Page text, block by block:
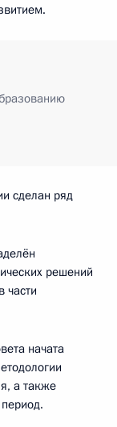
сделан ряд
решений
части
начата
а также